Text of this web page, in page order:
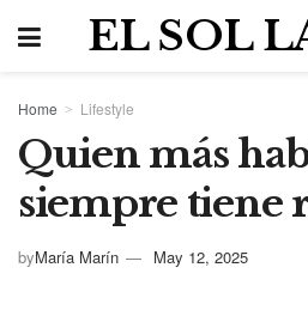
EL SOL
Home Lifestyle
Quien más
siempre tiene
byMaría Marín May 12, 2025